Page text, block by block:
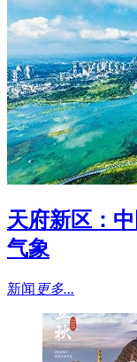
天府新区：
气象
新闻 更多...